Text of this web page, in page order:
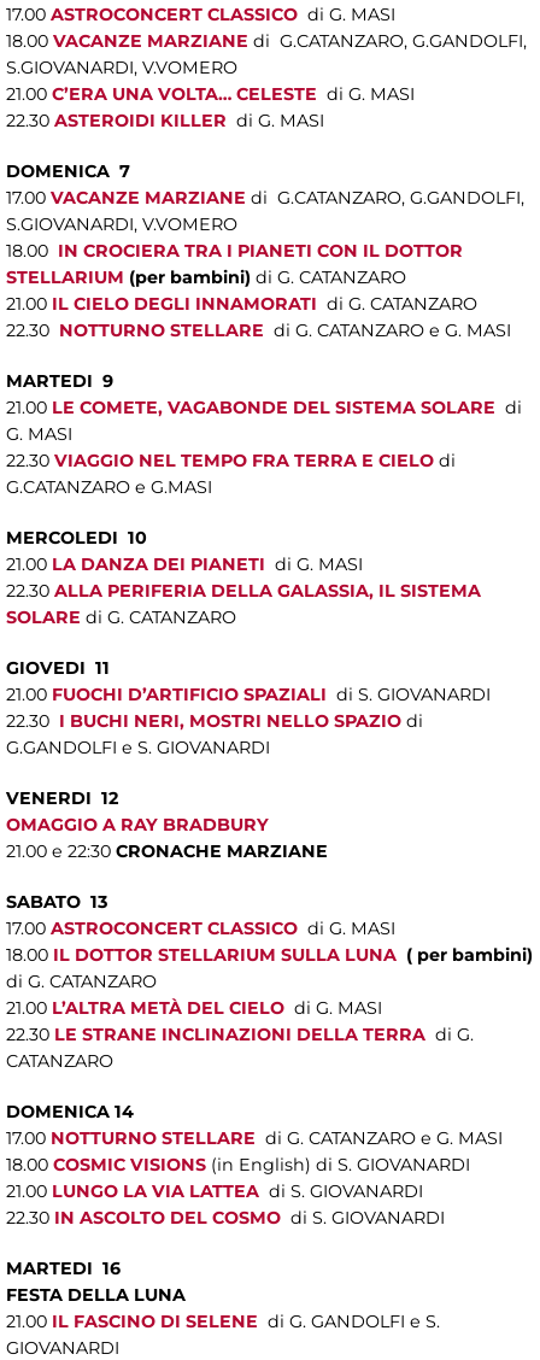
17.00 ASTROCONCERT CLASSICO di G. MASI
18.00 VACANZE MARZIANE di G.CATANZARO, G.GANDOLFI,
S.GIOVANARDI, V.VOMERO
21.00 C’ERA UNA VOLTA… CELESTE di G. MASI
22.30 ASTEROIDI KILLER di G. MASI
DOMENICA 7
17.00 VACANZE MARZIANE di G.CATANZARO, G.GANDOLFI,
S.GIOVANARDI, V.VOMERO
18.00 IN CROCIERA TRA I PIANETI CON IL DOTTOR
STELLARIUM (per bambini) di G. CATANZARO
21.00 IL CIELO DEGLI INNAMORATI di G. CATANZARO
22.30 NOTTURNO STELLARE di G. CATANZARO e G. MASI
MARTEDI 9
21.00 LE COMETE, VAGABONDE DEL SISTEMA SOLARE di
G. MASI
22.30 VIAGGIO NEL TEMPO FRA TERRA E CIELO di
G.CATANZARO e G.MASI
MERCOLEDI 10
21.00 LA DANZA DEI PIANETI di G. MASI
22.30 ALLA PERIFERIA DELLA GALASSIA, IL SISTEMA
SOLARE di G. CATANZARO
GIOVEDI 11
21.00 FUOCHI D’ARTIFICIO SPAZIALI di S. GIOVANARDI
22.30 I BUCHI NERI, MOSTRI NELLO SPAZIO di
G.GANDOLFI e S. GIOVANARDI
VENERDI 12
OMAGGIO A RAY BRADBURY
21.00 e 22:30 CRONACHE MARZIANE
SABATO 13
17.00 ASTROCONCERT CLASSICO di G. MASI
18.00 IL DOTTOR STELLARIUM SULLA LUNA ( per bambini)
di G. CATANZARO
21.00 L’ALTRA METÀ DEL CIELO di G. MASI
22.30 LE STRANE INCLINAZIONI DELLA TERRA di G.
CATANZARO
DOMENICA 14
17.00 NOTTURNO STELLARE di G. CATANZARO e G. MASI
18.00 COSMIC VISIONS (in English) di S. GIOVANARDI
21.00 LUNGO LA VIA LATTEA di S. GIOVANARDI
22.30 IN ASCOLTO DEL COSMO di S. GIOVANARDI
MARTEDI 16
FESTA DELLA LUNA
21.00 IL FASCINO DI SELENE di G. GANDOLFI e S.
GIOVANARDI